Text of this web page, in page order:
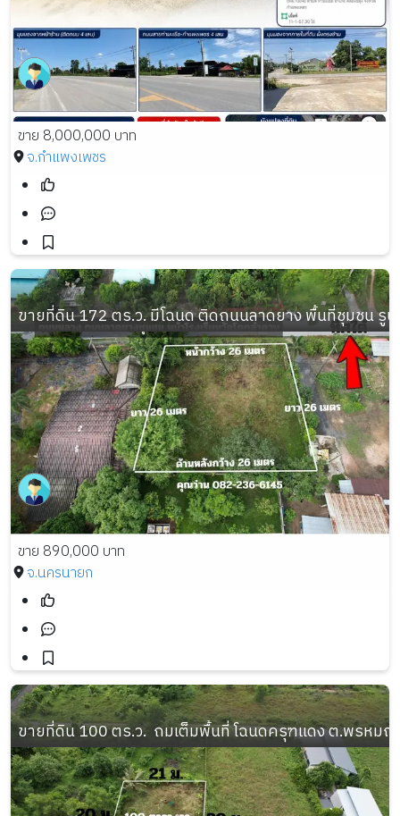
ขาย 8,000,000 บาท
จ.กำแพงเพชร
ขายที่ดิน 172 ตร.ว. มีโฉนด ติดถนนลาดยาง พื้นที่ชุมชน รู
ขาย 890,000 บาท
จ.นครนายก
ขายที่ดิน 100 ตร.ว.  ถมเต็มพื้นที่ โฉนดครุฑแดง ต.พรหม